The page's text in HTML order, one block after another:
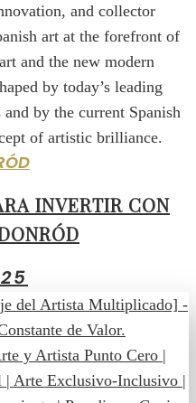
and collector
art at the forefront of
and the new modern
by today’s leading
by the current Spanish
of artistic brilliance.
INVERTIR CON